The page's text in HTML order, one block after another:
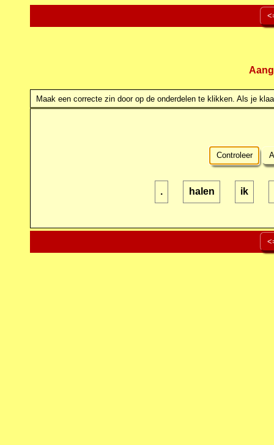
Maak een correcte zin door op de onderdelen te klikken. Als je
Controleer
. halen ik